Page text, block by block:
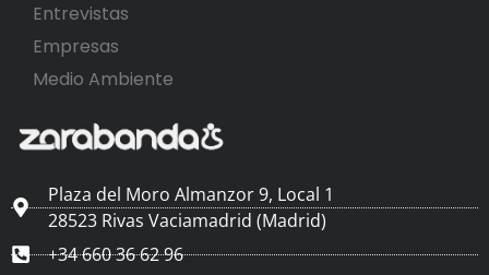
Entrevistas
Empresas
Medio Ambiente
Plaza del Moro Almanzor 9, Local 1
28523 Rivas Vaciamadrid (Madrid)
+34 660 36 62 96